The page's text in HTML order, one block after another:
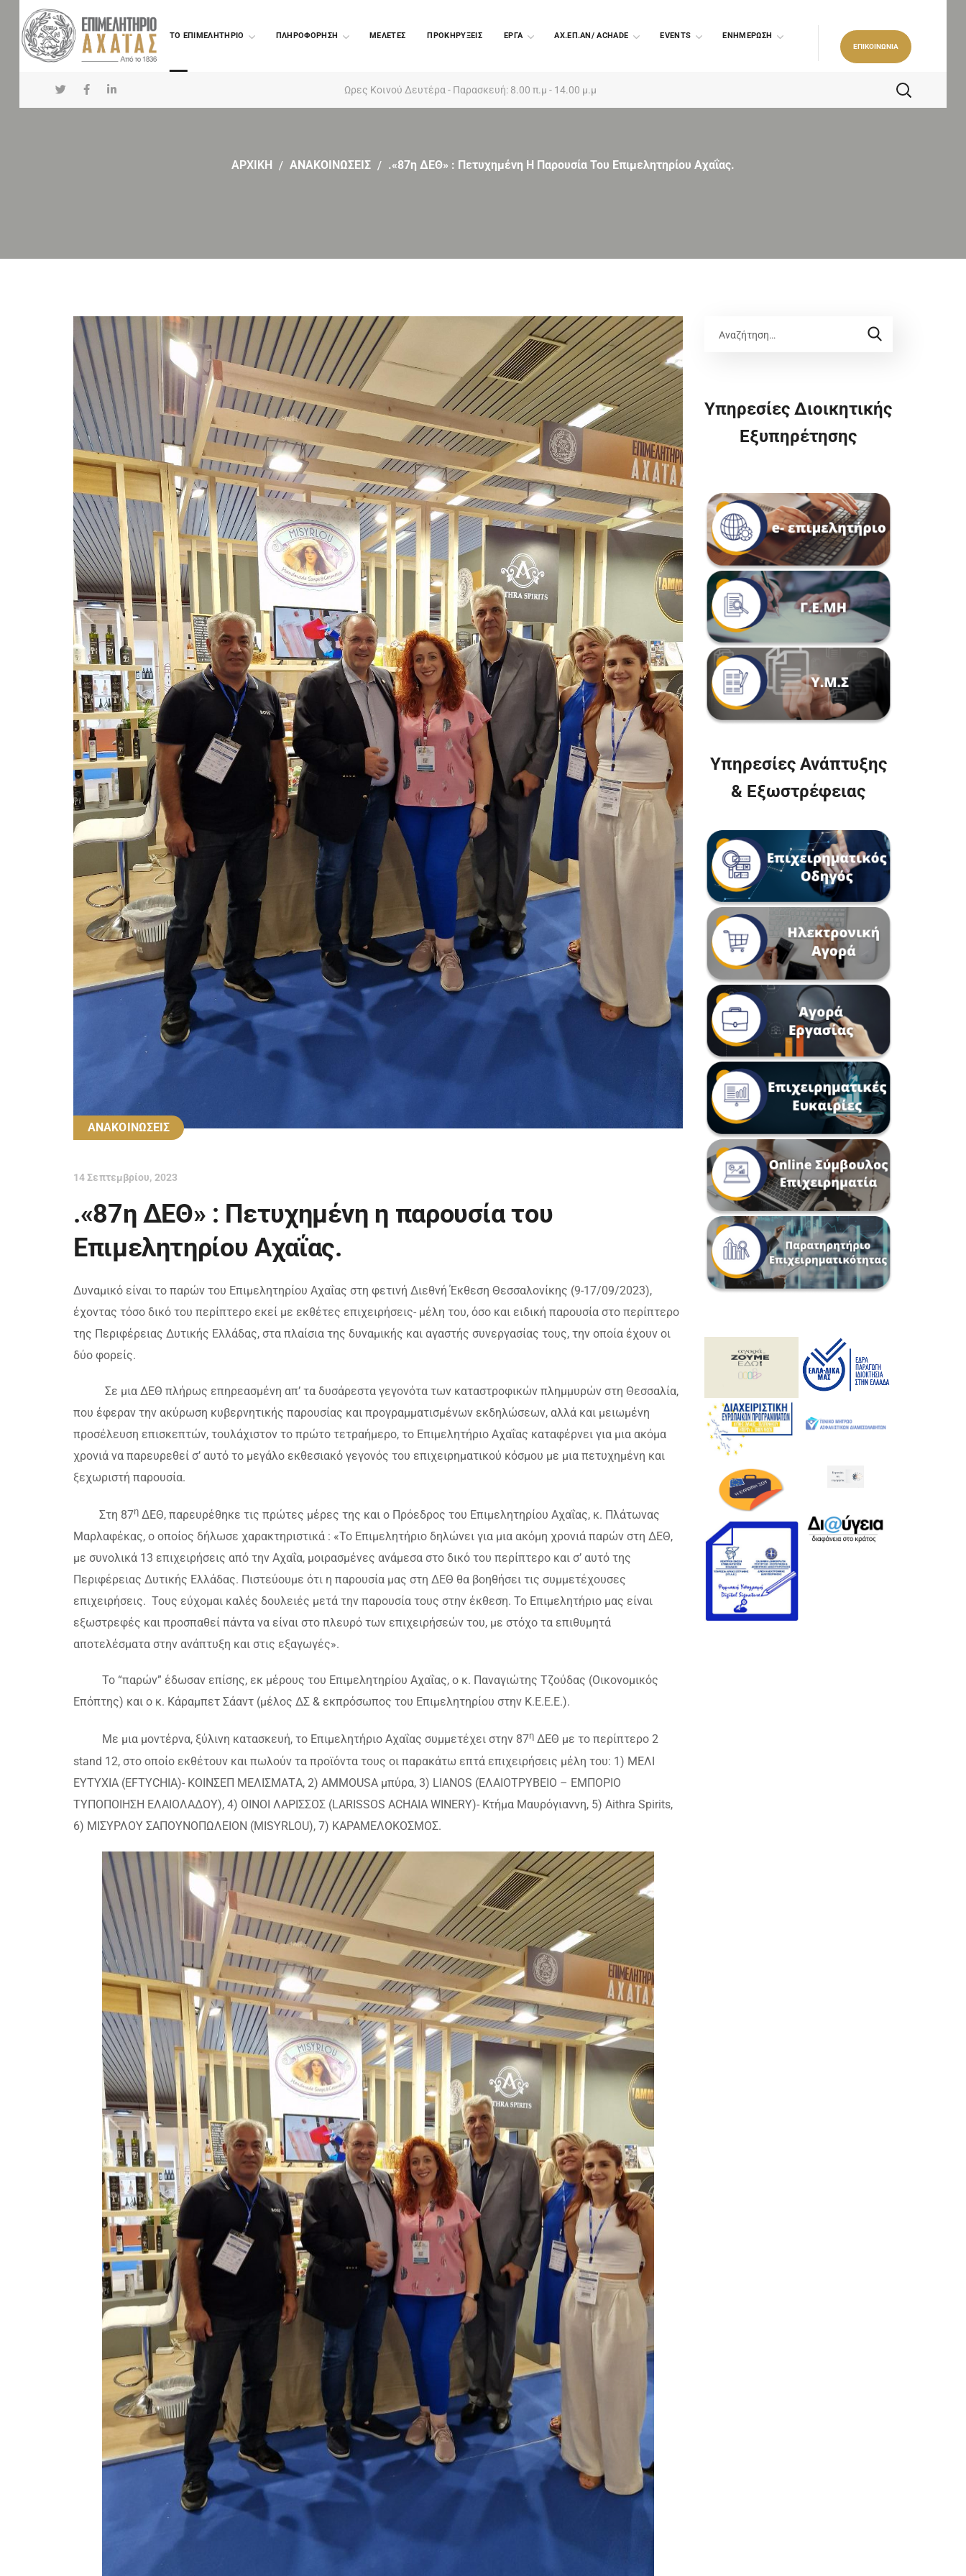
TO ΕΠΙΜΕΛΗΤΗΡΙΟ ΠΛΗΡΟΦΟΡΗΣΗ ΜΕΛΕΤΕΣ ΠΡΟΚΗΡΥΞΕΙΣ EΡΓΑ ΑΧ.ΕΠ.ΑΝ/ ACHADE EVENTS ΕΝΗΜΕΡΩΣΗ
ΕΠΙΚΟΙΝΩΝΙΑ
Ωρες Κοινού Δευτέρα - Παρασκευή: 8.00 π.μ - 14.00 μ.μ
ΑΡΧΙΚΗ ΑΝΑΚΟΙΝΩΣΕΙΣ .«87η ΔΕΘ» : Πετυχημένη Η Παρουσία Του Επιμελητηρίου Αχαΐας.
ΑΝΑΚΟΙΝΩΣΕΙΣ
14 Σεπτεμβρίου, 2023
.«87η ΔΕΘ» : Πετυχημένη η παρουσία του
Επιμελητηρίου Αχαΐας.
Δυναμικό είναι το παρών του Επιμελητηρίου Αχαΐας στη φετινή Διεθνή Έκθεση Θεσσαλονίκης (9-17/09/2023),
έχοντας τόσο δικό του περίπτερο εκεί με εκθέτες επιχειρήσεις- μέλη του, όσο και ειδική παρουσία στο περίπτερο
της Περιφέρειας Δυτικής Ελλάδας, στα πλαίσια της δυναμικής και αγαστής συνεργασίας τους, την οποία έχουν οι
δύο φορείς.
Σε μια ΔΕΘ πλήρως επηρεασμένη απ’ τα δυσάρεστα γεγονότα των καταστροφικών πλημμυρών στη Θεσσαλία,
που έφεραν την ακύρωση κυβερνητικής παρουσίας και προγραμματισμένων εκδηλώσεων, αλλά και μειωμένη
προσέλευση επισκεπτών, τουλάχιστον το πρώτο τετραήμερο, το Επιμελητήριο Αχαΐας καταφέρνει για μια ακόμα
χρονιά να παρευρεθεί σ’ αυτό το μεγάλο εκθεσιακό γεγονός του επιχειρηματικού κόσμου με μια πετυχημένη και
ξεχωριστή παρουσία.
Στη 87η ΔΕΘ, παρευρέθηκε τις πρώτες μέρες της και ο Πρόεδρος του Επιμελητηρίου Αχαΐας, κ. Πλάτωνας
Μαρλαφέκας, ο οποίος δήλωσε χαρακτηριστικά : «Το Επιμελητήριο δηλώνει για μια ακόμη χρονιά παρών στη ΔΕΘ,
με συνολικά 13 επιχειρήσεις από την Αχαΐα, μοιρασμένες ανάμεσα στο δικό του περίπτερο και σ’ αυτό της
Περιφέρειας Δυτικής Ελλάδας. Πιστεύουμε ότι η παρουσία μας στη ΔΕΘ θα βοηθήσει τις συμμετέχουσες
επιχειρήσεις. Τους εύχομαι καλές δουλειές μετά την παρουσία τους στην έκθεση. Το Επιμελητήριο μας είναι
εξωστρεφές και προσπαθεί πάντα να είναι στο πλευρό των επιχειρήσεών του, με στόχο τα επιθυμητά
αποτελέσματα στην ανάπτυξη και στις εξαγωγές».
Το “παρών” έδωσαν επίσης, εκ μέρους του Επιμελητηρίου Αχαΐας, ο κ. Παναγιώτης Τζούδας (Οικονομικός
Επόπτης) και ο κ. Κάραμπετ Σάαντ (μέλος ΔΣ & εκπρόσωπος του Επιμελητηρίου στην Κ.Ε.Ε.Ε.).
Με μια μοντέρνα, ξύλινη κατασκευή, το Επιμελητήριο Αχαΐας συμμετέχει στην 87η ΔΕΘ με το περίπτερο 2
stand 12, στο οποίο εκθέτουν και πωλούν τα προϊόντα τους οι παρακάτω επτά επιχειρήσεις μέλη του: 1) ΜΕΛΙ
ΕΥΤΥΧΙΑ (EFTYCHIA)- ΚΟΙΝΣΕΠ ΜΕΛΙΣΜΑΤA, 2) AMMOUSA μπύρα, 3) LIANOS (ΕΛΑΙΟΤΡΥΒΕΙΟ – ΕΜΠΟΡΙΟ
ΤΥΠΟΠΟΙΗΣΗ ΕΛΑΙΟΛΑΔΟΥ), 4) ΟΙΝΟΙ ΛΑΡΙΣΣΟΣ (LARISSOS ACHAIA WINERY)- Κτήμα Μαυρόγιαννη, 5) Aithra Spirits,
6) ΜΙΣΥΡΛΟΥ ΣΑΠΟΥΝΟΠΩΛΕΙΟΝ (MISYRLOU), 7) ΚΑΡΑΜΕΛΟΚΟΣΜΟΣ.
Υπηρεσίες Διοικητικής
Εξυπηρέτησης
Υπηρεσίες Ανάπτυξης
& Εξωστρέφειας